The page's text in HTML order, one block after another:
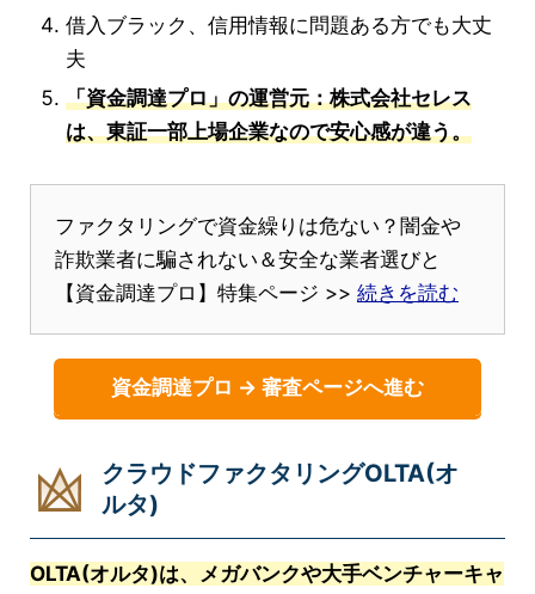
借入ブラック、信用情報に問題ある方でも大丈
夫
「資金調達プロ」の運営元：株式会社セレス
は、東証一部上場企業なので安心感が違う。
ファクタリングで資金繰りは危ない？闇金や
詐欺業者に騙されない＆安全な業者選びと
【資金調達プロ】特集ページ >> 続きを読む
資金調達プロ → 審査ページへ進む
クラウドファクタリングOLTA(オ
ルタ)
OLTA(オルタ)は、メガバンクや大手ベンチャーキャ